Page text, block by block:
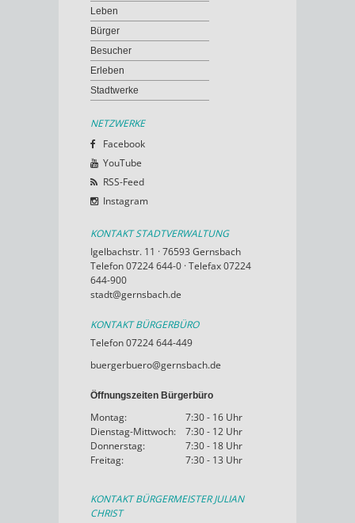
Leben
Bürger
Besucher
Erleben
Stadtwerke
NETZWERKE
Facebook
YouTube
RSS-Feed
Instagram
KONTAKT STADTVERWALTUNG
Igelbachstr. 11 · 76593 Gernsbach
Telefon 07224 644-0 · Telefax 07224
644-900
stadt@gernsbach.de
KONTAKT BÜRGERBÜRO
Telefon 07224 644-449
buergerbuero@gernsbach.de
Öffnungszeiten Bürgerbüro
Montag:
7:30 - 16 Uhr
Dienstag-Mittwoch:
7:30 - 12 Uhr
Donnerstag:
7:30 - 18 Uhr
Freitag:
7:30 - 13 Uhr
KONTAKT BÜRGERMEISTER JULIAN
CHRIST